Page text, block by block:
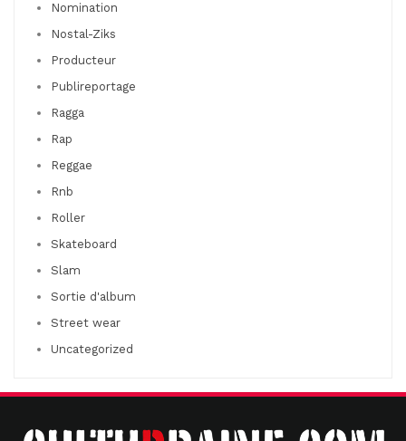
Nomination
Nostal-Ziks
Producteur
Publireportage
Ragga
Rap
Reggae
Rnb
Roller
Skateboard
Slam
Sortie d'album
Street wear
Uncategorized